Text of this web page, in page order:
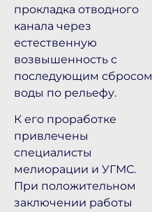
прокладка отводного
канала через
естественную
возвышенность с
последующим сбросом
воды по рельефу.
К его проработке
привлечены
специалисты
мелиорации и УГМС.
При положительном
заключении работы